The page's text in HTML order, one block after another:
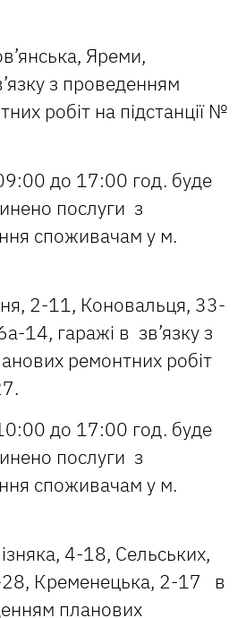
Яреми,
з проведенням
робіт на підстанції №
до 17:00 год. буде
послуги з
споживачам у м.
2-11, Коновальця, 33-
14, гаражі в зв’язку з
ремонтних робіт
до 17:00 год. буде
послуги з
споживачам у м.
4-18, Сельських,
28, Кременецька, 2-17 в
планових